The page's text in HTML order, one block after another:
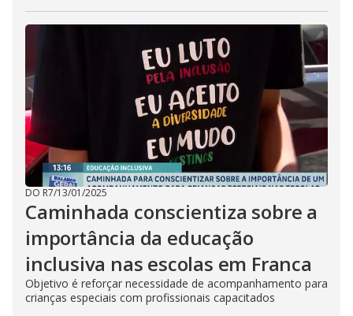
DO R7/13/01/2025
Caminhada conscientiza sobre a
importância da educação
inclusiva nas escolas em Franca
Objetivo é reforçar necessidade de acompanhamento para
crianças especiais com profissionais capacitados